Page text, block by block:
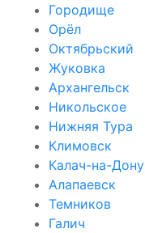
Городище
Орёл
Октябрьский
Жуковка
Архангельск
Никольское
Нижняя Тура
Климовск
Калач-на-Дону
Алапаевск
Темников
Галич